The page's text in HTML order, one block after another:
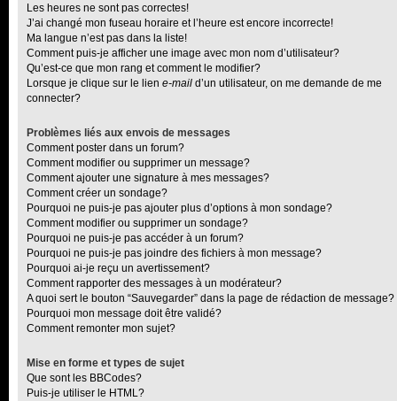
Les heures ne sont pas correctes!
J’ai changé mon fuseau horaire et l’heure est encore incorrecte!
Ma langue n’est pas dans la liste!
Comment puis-je afficher une image avec mon nom d’utilisateur?
Qu’est-ce que mon rang et comment le modifier?
Lorsque je clique sur le lien e-mail d’un utilisateur, on me demande de me
connecter?
Problèmes liés aux envois de messages
Comment poster dans un forum?
Comment modifier ou supprimer un message?
Comment ajouter une signature à mes messages?
Comment créer un sondage?
Pourquoi ne puis-je pas ajouter plus d’options à mon sondage?
Comment modifier ou supprimer un sondage?
Pourquoi ne puis-je pas accéder à un forum?
Pourquoi ne puis-je pas joindre des fichiers à mon message?
Pourquoi ai-je reçu un avertissement?
Comment rapporter des messages à un modérateur?
A quoi sert le bouton “Sauvegarder” dans la page de rédaction de message?
Pourquoi mon message doit être validé?
Comment remonter mon sujet?
Mise en forme et types de sujet
Que sont les BBCodes?
Puis-je utiliser le HTML?